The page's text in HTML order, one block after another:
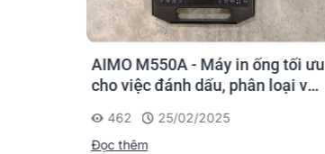
AIMO M550A - Máy in ống tối ưu
cho việc đánh dấu, phân loại và
462
25/02/2025
Đọc thêm